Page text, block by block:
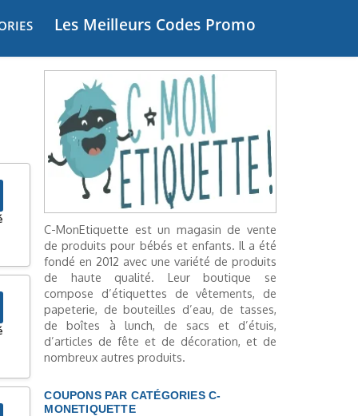
Les Meilleurs Codes Promo
C-MonEtiquette est un magasin de vente
de produits pour bébés et enfants. Il a été
fondé en 2012 avec une variété de produits
de haute qualité. Leur boutique se
compose d’étiquettes de vêtements, de
papeterie, de bouteilles d’eau, de tasses,
de boîtes à lunch, de sacs et d’étuis,
d’articles de fête et de décoration, et de
nombreux autres produits.
COUPONS PAR CATÉGORIES C-
MONETIQUETTE